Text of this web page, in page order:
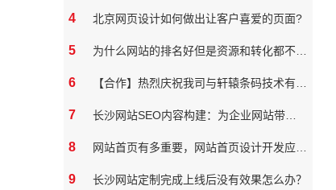
4 北京网页设计如何做出让客户喜爱的页面?
5
6
7
8
9 长沙网站定制完成上线后没有效果怎么办？